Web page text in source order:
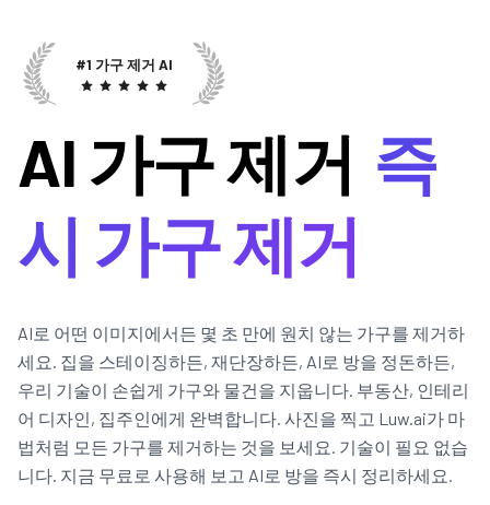
#1 가구 제거 AI
AI 가구 제거 즉
시 가구 제거
AI로 어떤 이미지에서든 몇 초 만에 원치 않는 가구를 제거하
세요. 집을 스테이징하든, 재단장하든, AI로 방을 정돈하든,
우리 기술이 손쉽게 가구와 물건을 지웁니다. 부동산, 인테리
어 디자인, 집주인에게 완벽합니다. 사진을 찍고 Luw.ai가 마
법처럼 모든 가구를 제거하는 것을 보세요. 기술이 필요 없습
니다. 지금 무료로 사용해 보고 AI로 방을 즉시 정리하세요.